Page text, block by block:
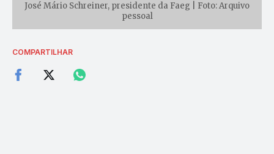
José Mário Schreiner, presidente da Faeg | Foto: Arquivo
pessoal
COMPARTILHAR